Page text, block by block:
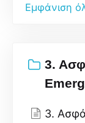
Εμφάνιση
3.
3.